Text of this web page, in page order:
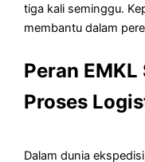
tiga kali seminggu.
membantu dalam
Peran
Proses
Dalam dunia